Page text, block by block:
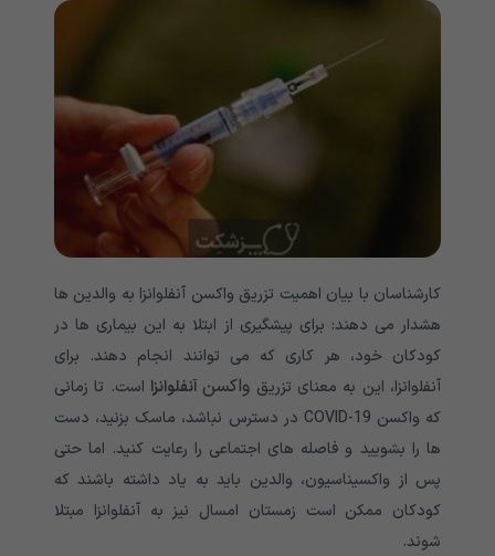
کارشناسان با بیان اهمیت تزریق واکسن آنفلوانزا به والدین ها
هشدار می دهند: برای پیشگیری از ابتلا به این بیماری ها در
کودکان خود، هر کاری که می توانند انجام دهند. برای
آنفلوانزا، این به معنای تزریق واکسن آنفلوانزا است. تا زمانی
که واکسن
COVID-19 در دسترس نباشد، ماسک بزنید، دست
ها را بشویید و فاصله های اجتماعی را رعایت کنید. اما حتی
پس از واکسیناسیون، والدین باید به یاد داشته باشند که
کودکان ممکن است زمستان امسال نیز به آنفلوانزا مبتلا
شوند.